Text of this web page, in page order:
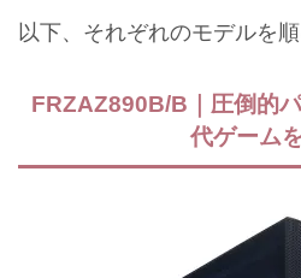
以下、それぞれのモデルを順
FRZAZ890B/B｜圧倒的
代ゲーム